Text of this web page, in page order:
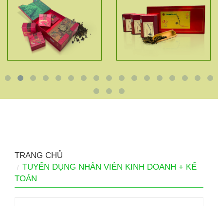
TRANG CHỦ
TUYỂN DỤNG NHÂN VIÊN KINH DOANH + KẾ
TOÁN